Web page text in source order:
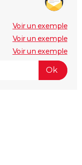
Voir un exemple
Voir un exemple
Voir un exemple